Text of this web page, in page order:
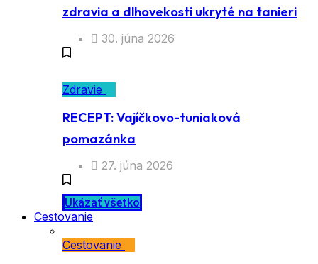
zdravia a dlhovekosti ukryté na tanieri
30. júna 2026
Zdravie
RECEPT: Vajíčkovo-tuniaková
pomazánka
27. júna 2026
Ukázať všetko
Cestovanie
Cestovanie